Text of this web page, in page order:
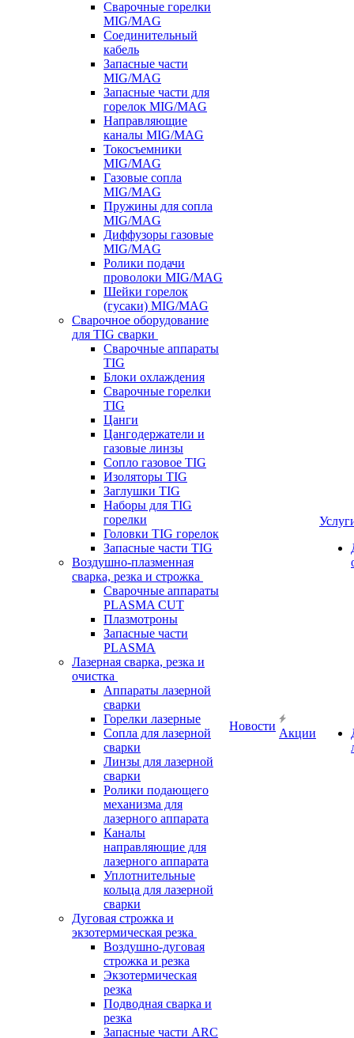
Сварочные горелки
MIG/MAG
Соединительный
кабель
Запасные части
MIG/MAG
Запасные части для
горелок MIG/MAG
Направляющие
каналы MIG/MAG
Токосъемники
MIG/MAG
Газовые сопла
MIG/MAG
Пружины для сопла
MIG/MAG
Диффузоры газовые
MIG/MAG
Ролики подачи
проволоки MIG/MAG
Шейки горелок
(гусаки) MIG/MAG
Сварочное оборудование
для TIG сварки
Сварочные аппараты
TIG
Блоки охлаждения
Сварочные горелки
TIG
Цанги
Цангодержатели и
газовые линзы
Сопло газовое TIG
Изоляторы TIG
Заглушки TIG
Наборы для TIG
горелки
Головки TIG горелок
Запасные части TIG
Воздушно-плазменная
сварка, резка и строжка
Сварочные аппараты
PLASMA CUT
Плазмотроны
Запасные части
PLASMA
Лазерная сварка, резка и
очистка
Аппараты лазерной
сварки
Горелки лазерные
Сопла для лазерной
сварки
Линзы для лазерной
сварки
Ролики подающего
механизма для
лазерного аппарата
Каналы
направляющие для
лазерного аппарата
Уплотнительные
кольца для лазерной
сварки
Дуговая строжка и
экзотермическая резка
Воздушно-дуговая
строжка и резка
Экзотермическая
резка
Подводная сварка и
резка
Запасные части ARC
Новости
Акции